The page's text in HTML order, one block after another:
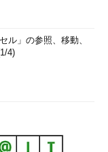
ル」の参照、移動、
4)